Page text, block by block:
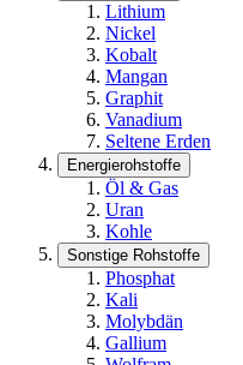
Lithium
Nickel
Kobalt
Mangan
Graphit
Vanadium
Seltene Erden
Energierohstoffe
Öl & Gas
Uran
Kohle
Sonstige Rohstoffe
Phosphat
Kali
Molybdän
Gallium